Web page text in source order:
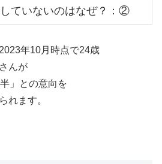
ていないのはなぜ？：②
年10月時点で24歳
んが
」との意向を
れます。